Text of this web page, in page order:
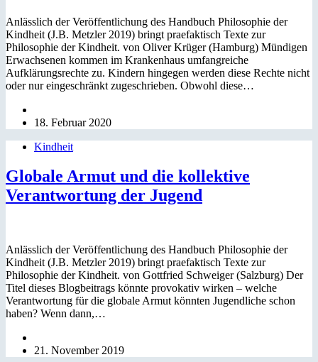
Anlässlich der Veröffentlichung des Handbuch Philosophie der
Kindheit (J.B. Metzler 2019) bringt praefaktisch Texte zur
Philosophie der Kindheit. von Oliver Krüger (Hamburg) Mündigen
Erwachsenen kommen im Krankenhaus umfangreiche
Aufklärungsrechte zu. Kindern hingegen werden diese Rechte nicht
oder nur eingeschränkt zugeschrieben. Obwohl diese…
18. Februar 2020
Kindheit
Globale Armut und die kollektive
Verantwortung der Jugend
Anlässlich der Veröffentlichung des Handbuch Philosophie der
Kindheit (J.B. Metzler 2019) bringt praefaktisch Texte zur
Philosophie der Kindheit. von Gottfried Schweiger (Salzburg) Der
Titel dieses Blogbeitrags könnte provokativ wirken – welche
Verantwortung für die globale Armut könnten Jugendliche schon
haben? Wenn dann,…
21. November 2019